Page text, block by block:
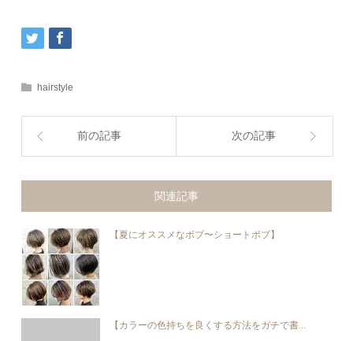
hairstyle
前の記事 次の記事
関連記事
【夏にオススメなボブ〜ショートボブ】
【カラーの色持ちを良くする方法をガチで書...